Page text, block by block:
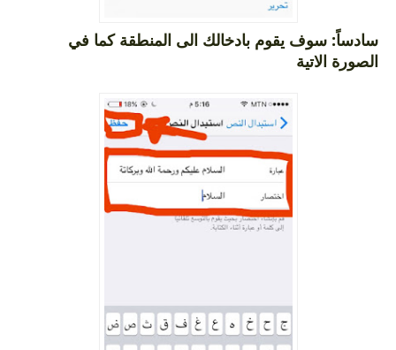
سادساً: سوف يقوم بادخالك الى المنطقة كما في
الصورة الاتية